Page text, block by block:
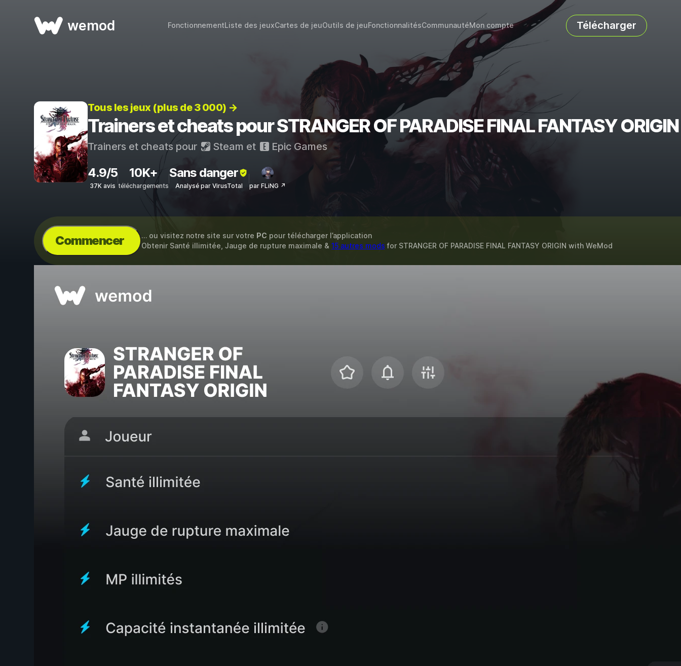
wemod FonctionnementListe des jeuxCartes de jeuOutils de jeuFonctionnalitésCommunautéMon compte Télécharger
Tous les jeux (plus de 3 000) →
Trainers et cheats pour STRANGER OF PARADISE FINAL FANTASY ORIGIN
Trainers et cheats pour Steam et Epic Games
4.9/5
37K avis
10K+
téléchargements
Sans danger
Analysé par VirusTotal par FLiNG ↗
Commencer … ou visitez notre site sur votre PC pour télécharger l’application
Obtenir Santé illimitée, Jauge de rupture maximale & 15 autres mods for STRANGER OF PARADISE FINAL FANTASY ORIGIN with WeMod